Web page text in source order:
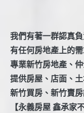
我們有著一群認真
有任何房地產上的
專業新竹房地產、
提供房屋、店面、
新竹買房、新竹賣
【永義房屋 鑫承家